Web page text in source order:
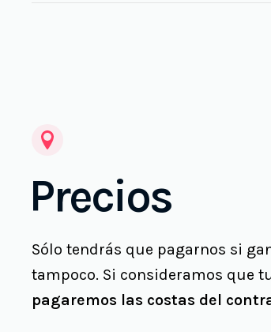
Precios
Sólo tendrás que pagarnos si
tampoco. Si consideramos que
pagaremos las costas del